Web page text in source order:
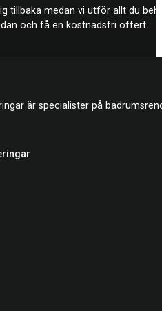
tillbaka medan vi utför allt du
och få en kostnadsfri offert.
är specialister på